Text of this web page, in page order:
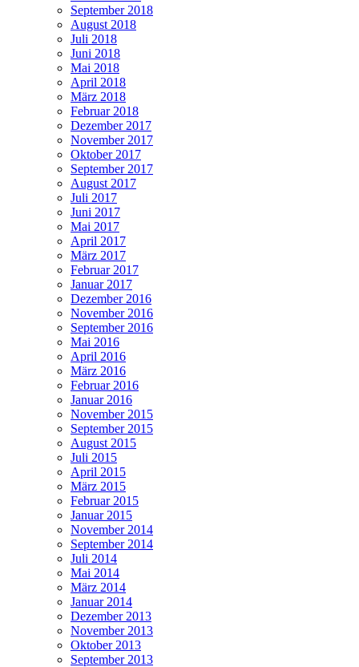
September 2018
August 2018
Juli 2018
Juni 2018
Mai 2018
April 2018
März 2018
Februar 2018
Dezember 2017
November 2017
Oktober 2017
September 2017
August 2017
Juli 2017
Juni 2017
Mai 2017
April 2017
März 2017
Februar 2017
Januar 2017
Dezember 2016
November 2016
September 2016
Mai 2016
April 2016
März 2016
Februar 2016
Januar 2016
November 2015
September 2015
August 2015
Juli 2015
April 2015
März 2015
Februar 2015
Januar 2015
November 2014
September 2014
Juli 2014
Mai 2014
März 2014
Januar 2014
Dezember 2013
November 2013
Oktober 2013
September 2013